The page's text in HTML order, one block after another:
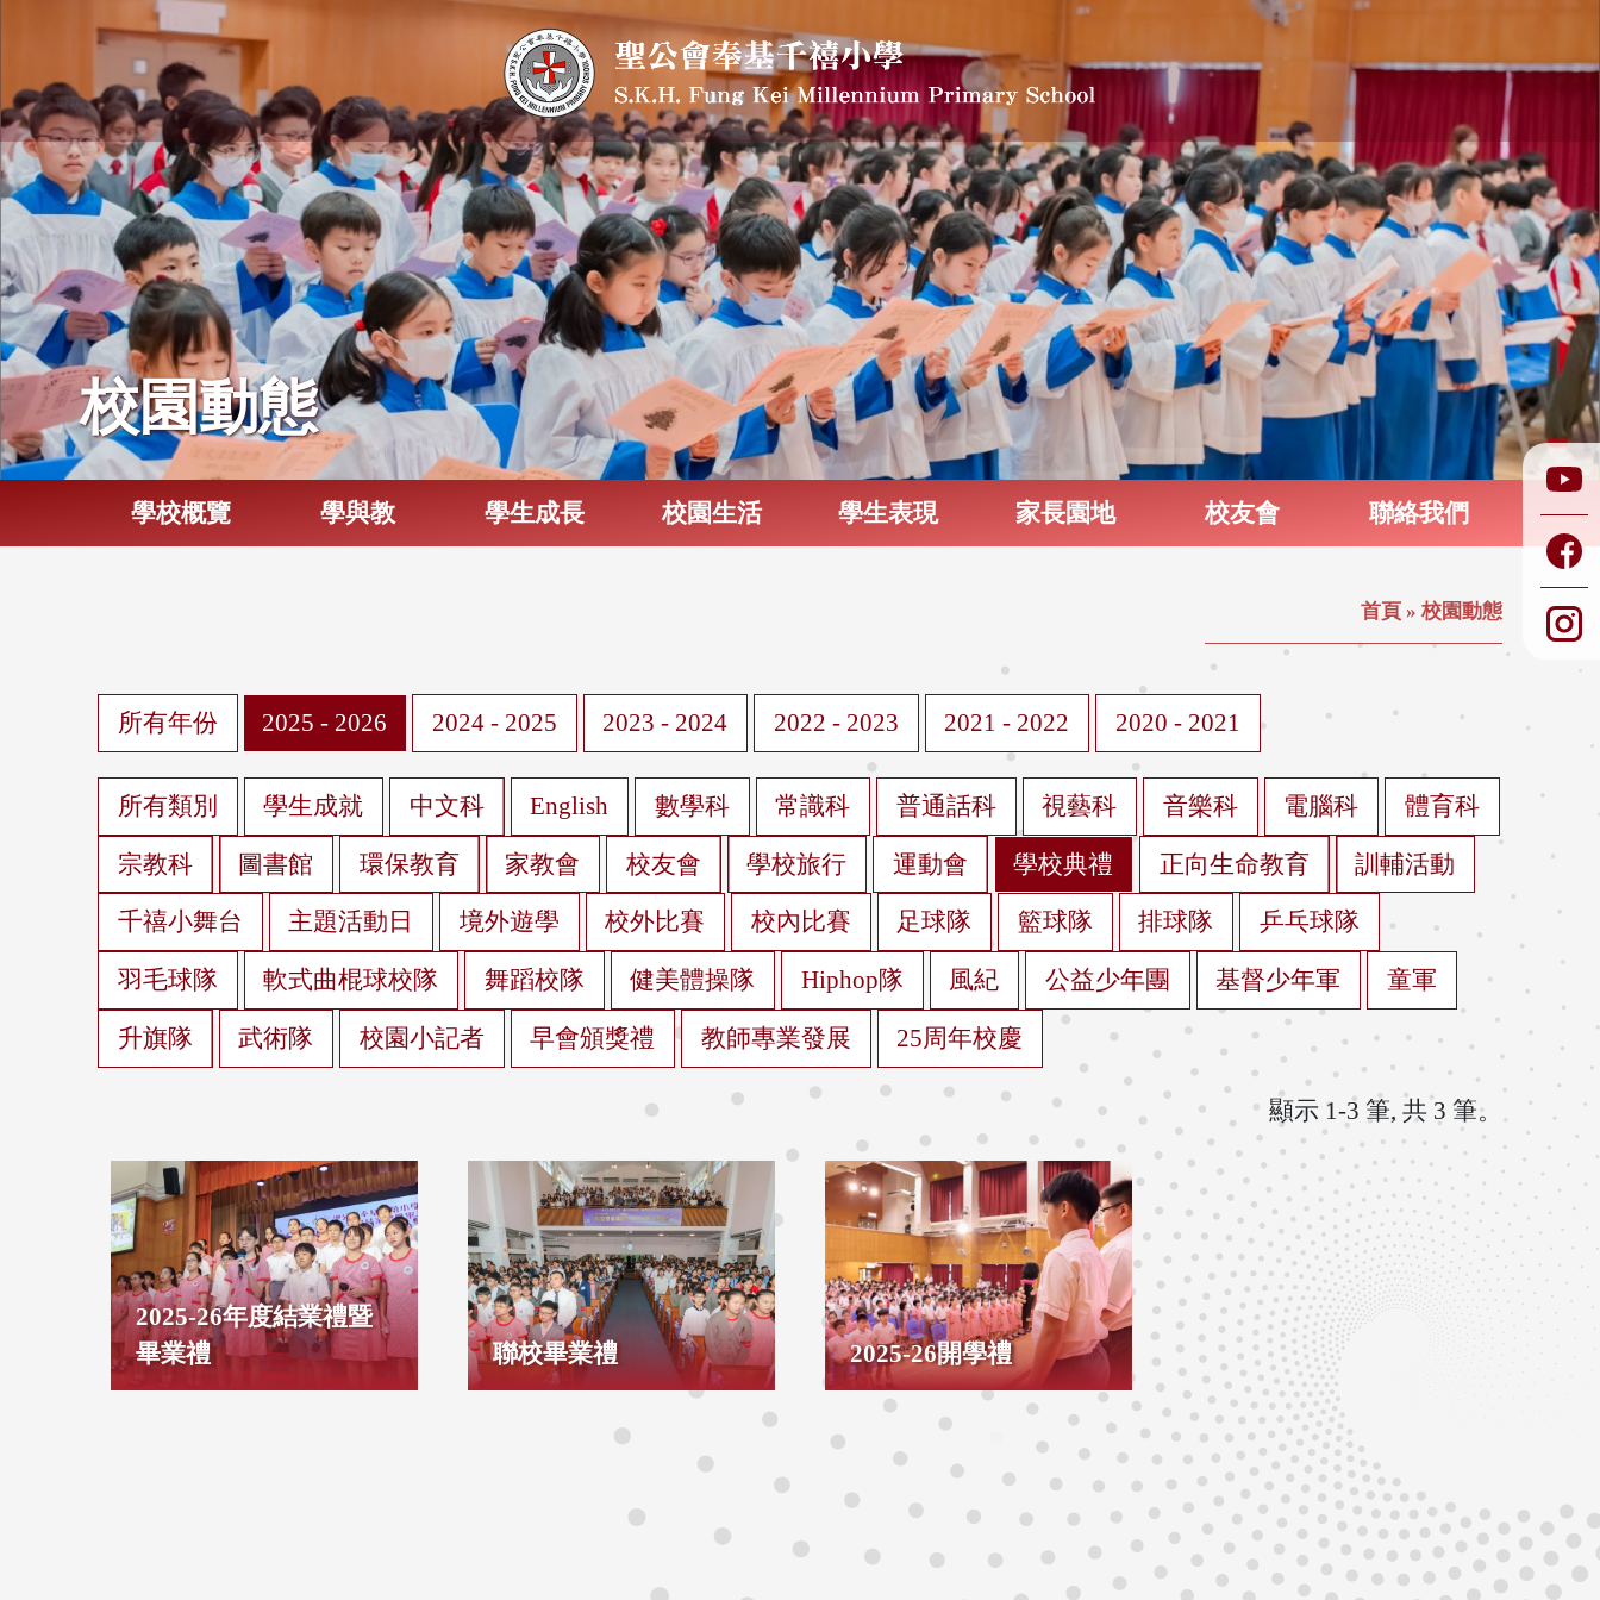
校園動態
學校概覽 學與教 學生成長 校園生活 學生表現 家長園地 校友會 聯絡我們
首頁 » 校園動態
所有年份 2025 - 2026 2024 - 2025 2023 - 2024 2022 - 2023 2021 - 2022 2020 - 2021
所有類別 學生成就 中文科 English 數學科 常識科 普通話科 視藝科 音樂科 電腦科 體育科
宗教科 圖書館 環保教育 家教會 校友會 學校旅行 運動會 學校典禮 正向生命教育 訓輔活動
千禧小舞台 主題活動日 境外遊學 校外比賽 校內比賽 足球隊 籃球隊 排球隊 乒乓球隊
羽毛球隊 軟式曲棍球校隊 舞蹈校隊 健美體操隊 Hiphop隊 風紀 公益少年團 基督少年軍 童軍
升旗隊 武術隊 校園小記者 早會頒獎禮 教師專業發展 25周年校慶
顯示 1-3 筆, 共 3 筆。
2025-26年度結業禮暨
畢業禮
聯校畢業禮 2025-26開學禮